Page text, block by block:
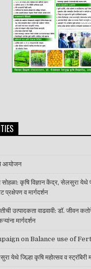
आयोजन
सोहळा: कृषि विज्ञान केंद्र, सेलसुरा येथे
व मार्गदर्शन
उत्पादकता वाढवावी: डॉ. जीवन
मार्गदर्शन
on Balance use of
येथे जिल्हा कृषि महोत्सव व स्ट्रॉबेरी